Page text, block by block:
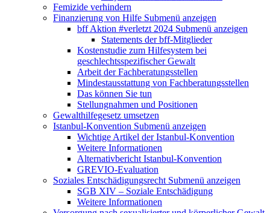
Femizide verhindern
Finanzierung von Hilfe Submenü anzeigen
bff Aktion #verletzt 2024 Submenü anzeigen
Statements der bff-Mitglieder
Kostenstudie zum Hilfesystem bei
geschlechtsspezifischer Gewalt
Arbeit der Fachberatungsstellen
Mindestausstattung von Fachberatungsstellen
Das können Sie tun
Stellungnahmen und Positionen
Gewalthilfegesetz umsetzen
Istanbul-Konvention Submenü anzeigen
Wichtige Artikel der Istanbul-Konvention
Weitere Informationen
Alternativbericht Istanbul-Konvention
GREVIO-Evaluation
Soziales Entschädigungsrecht Submenü anzeigen
SGB XIV – Soziale Entschädigung
Weitere Informationen